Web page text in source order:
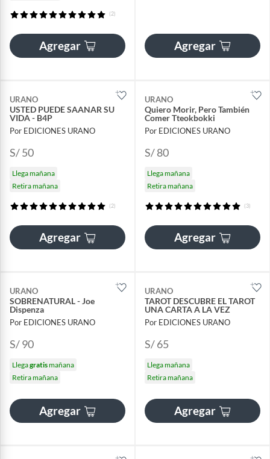
(2)
Agregar Agregar
URANO
USTED PUEDE SAANAR SU
VIDA - B4P
Por EDICIONES URANO
S/ 50
Llega mañana
Retira mañana
(2)
Agregar
URANO
Quiero Morir, Pero También
Comer Tteokbokki
Por EDICIONES URANO
S/ 80
Llega mañana
Retira mañana
(3)
Agregar
URANO
SOBRENATURAL - Joe
Dispenza
Por EDICIONES URANO
S/ 90
Llegagratismañana
Retira mañana
Agregar
URANO
TAROT DESCUBRE EL TAROT
UNA CARTA A LA VEZ
Por EDICIONES URANO
S/ 65
Llega mañana
Retira mañana
Agregar